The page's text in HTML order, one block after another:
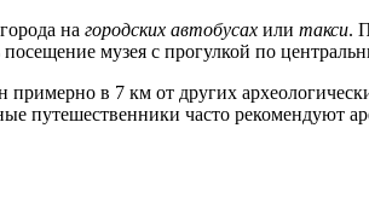
на городских автобусах или такси.
музея с прогулкой по
в 7 км от других
путешественники часто рекомендуют